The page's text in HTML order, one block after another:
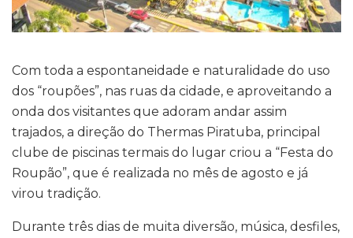
Com toda a espontaneidade e naturalidade do uso
dos “roupões”, nas ruas da cidade, e aproveitando a
onda dos visitantes que adoram andar assim
trajados, a direção do Thermas Piratuba, principal
clube de piscinas termais do lugar criou a “Festa do
Roupão”, que é realizada no mês de agosto e já
virou tradição.
Durante três dias de muita diversão, música, desfiles,